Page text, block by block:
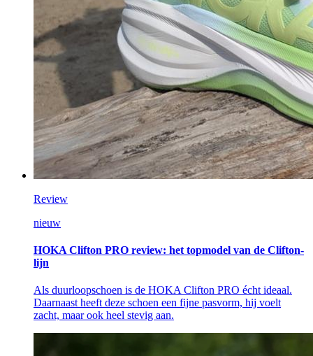
Review
nieuw
HOKA Clifton PRO review: het topmodel van de Clifton-
lijn
Als duurloopschoen is de HOKA Clifton PRO écht ideaal.
Daarnaast heeft deze schoen een fijne pasvorm, hij voelt
zacht, maar ook heel stevig aan.